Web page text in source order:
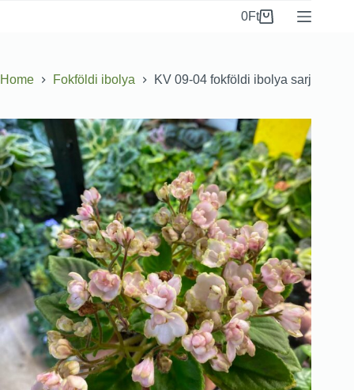
0Ft
Home Fokföldi ibolya KV 09-04 fokföldi ibolya sarj